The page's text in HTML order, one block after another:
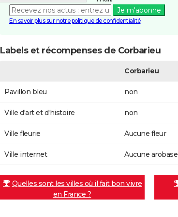
Je m'abonne
En savoir plus sur notre politique de confidentialité
Labels et récompenses de Corbarieu
Corbarieu
Pavillon bleu non
Ville d'art et d'histoire non
Ville fleurie Aucune fleur
Ville internet Aucune arobase
Quelles sont les villes où il fait bon vivre
en France ?